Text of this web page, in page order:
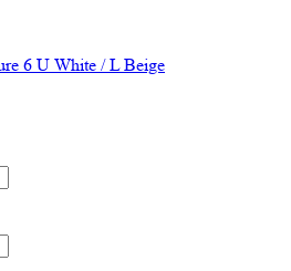
6 U White / L Beige